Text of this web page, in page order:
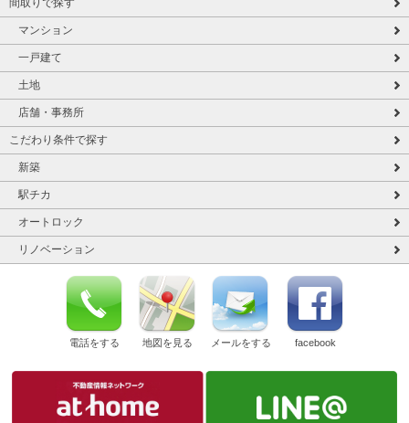
間取りで探す
マンション
一戸建て
土地
店舗・事務所
こだわり条件で探す
新築
駅チカ
オートロック
リノベーション
電話をする 地図を見る メールをする facebook